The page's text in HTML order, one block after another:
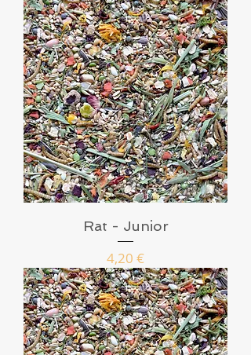
Rat - Junior
Prix
4,20 €